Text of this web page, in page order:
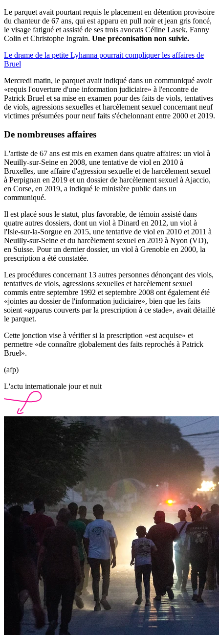
Le parquet avait pourtant requis le placement en détention provisoire
du chanteur de 67 ans, qui est apparu en pull noir et jean gris foncé,
le visage fatigué et assisté de ses trois avocats Céline Lasek, Fanny
Colin et Christophe Ingrain. Une préconisation non suivie.
Le drame de la petite Lyhanna pourrait compliquer les affaires de
Bruel
Mercredi matin, le parquet avait indiqué dans un communiqué avoir
«requis l'ouverture d'une information judiciaire» à l'encontre de
Patrick Bruel et sa mise en examen pour des faits de viols, tentatives
de viols, agressions sexuelles et harcèlement sexuel concernant neuf
victimes présumées pour neuf faits s'échelonnant entre 2000 et 2019.
De nombreuses affaires
L'artiste de 67 ans est mis en examen dans quatre affaires: un viol à
Neuilly-sur-Seine en 2008, une tentative de viol en 2010 à
Bruxelles, une affaire d'agression sexuelle et de harcèlement sexuel
à Perpignan en 2019 et un dossier de harcèlement sexuel à Ajaccio,
en Corse, en 2019, a indiqué le ministère public dans un
communiqué.
Il est placé sous le statut, plus favorable, de témoin assisté dans
quatre autres dossiers, dont un viol à Dinard en 2012, un viol à
l'Isle-sur-la-Sorgue en 2015, une tentative de viol en 2010 et 2011 à
Neuilly-sur-Seine et du harcèlement sexuel en 2019 à Nyon (VD),
en Suisse. Pour un dernier dossier, un viol à Grenoble en 2000, la
prescription a été constatée.
Les procédures concernant 13 autres personnes dénonçant des viols,
tentatives de viols, agressions sexuelles et harcèlement sexuel
commis entre septembre 1992 et septembre 2008 ont également été
«jointes au dossier de l'information judiciaire», bien que les faits
soient «apparus couverts par la prescription à ce stade», avait détaillé
le parquet.
Cette jonction vise à vérifier si la prescription «est acquise» et
permettre «de connaître globalement des faits reprochés à Patrick
Bruel».
(afp)
L'actu internationale jour et nuit